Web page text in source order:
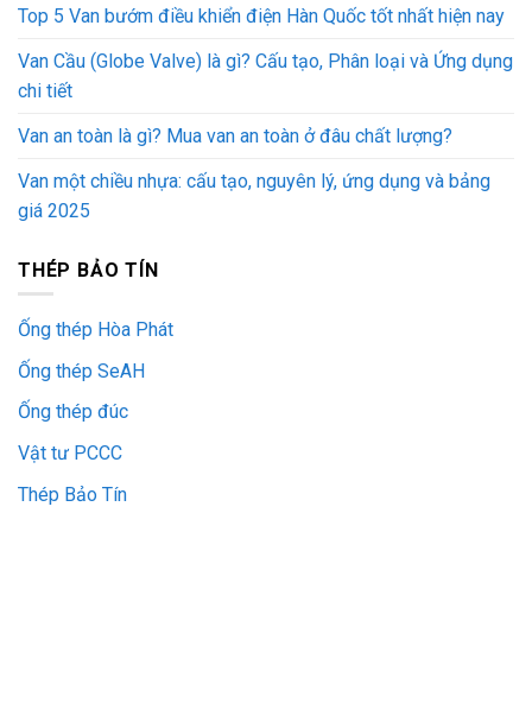
Top 5 Van bướm điều khiển điện Hàn Quốc tốt nhất hiện nay
Van Cầu (Globe Valve) là gì? Cấu tạo, Phân loại và Ứng dụng
chi tiết
Van an toàn là gì? Mua van an toàn ở đâu chất lượng?
Van một chiều nhựa: cấu tạo, nguyên lý, ứng dụng và bảng
giá 2025
THÉP BẢO TÍN
Ống thép Hòa Phát
Ống thép SeAH
Ống thép đúc
Vật tư PCCC
Thép Bảo Tín